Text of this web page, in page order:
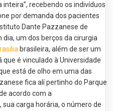
recebendo os indivíduos
por demanda dos pacientes
Dante Pazzanese de
um dos berços da cirurgia
brasileira, além de ser um
é vinculado à Universidade
está de olho em uma das
fica alí pertinho do Parque
acordo com a
carga horária, o número de